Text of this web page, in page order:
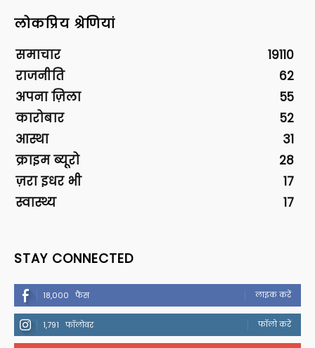
लोकप्रिय श्रेणियां
समाचार
19110
राजनीति
62
अपना ज़िला
55
कारोबार
52
आस्था
31
क्राइम ब्यूरो
28
ज़रा इधर भी
17
स्वास्थ्य
17
STAY CONNECTED
18,000 फैंस लाइक करें
1,791 फॉलोवर फॉलो करें